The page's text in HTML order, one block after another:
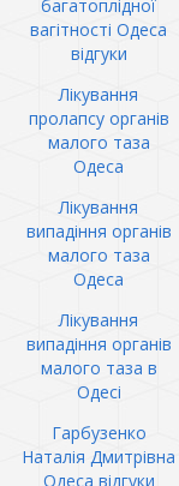
багатоплідної
вагітності Одеса
відгуки
Лікування
пролапсу органів
малого таза
Одеса
Лікування
випадіння органів
малого таза
Одеса
Лікування
випадіння органів
малого таза в
Одесі
Гарбузенко
Наталія Дмитрівна
Одеса відгуки